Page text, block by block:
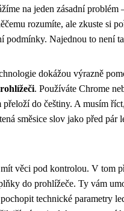
na jeden zásadní problém
rozumíte, ale zkuste si
podmínky. Najednou to není
dokážou výrazně
. Používáte Chrome
do češtiny. A musím
směsice slov jako před pár
věci pod kontrolou. V tom
do prohlížeče. Ty vám
technické parametry